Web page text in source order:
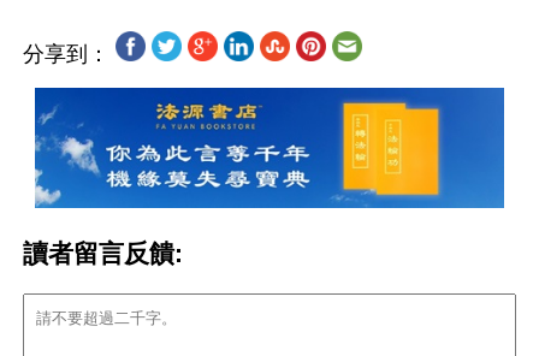
分享到：
讀者留言反饋: